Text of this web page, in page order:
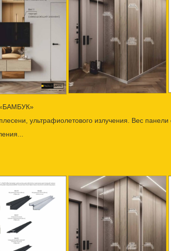
ультрафиолетового излучения. Вес панели